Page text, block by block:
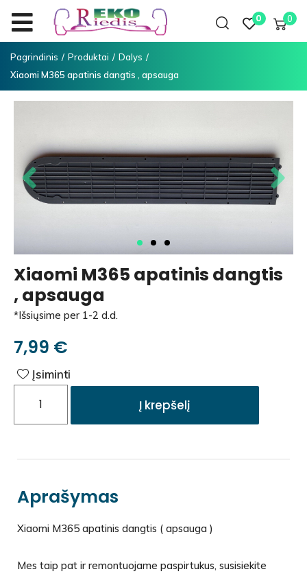
0 0
Pagrindinis / Produktai / Dalys /
Xiaomi M365 apatinis dangtis , apsauga
Xiaomi M365 apatinis dangtis
, apsauga
*Išsiųsime per 1-2 d.d.
7,99 €
Įsiminti
Į krepšelį
Aprašymas
Xiaomi M365 apatinis dangtis ( apsauga )
Mes taip pat ir remontuojame paspirtukus, susisiekite